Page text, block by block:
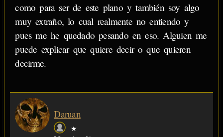
como para ser de este plano y también soy algo
muy extraño, lo cual realmente no entiendo y
pues me he quedado pesando en eso. Alguien me
puede explicar que quiere decir o que quieren
decirme.
Daruan
★